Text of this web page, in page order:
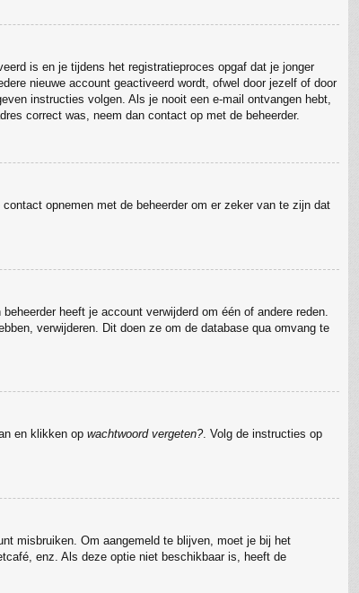
is en je tijdens het registratieproces opgaf dat je jonger
nieuwe account geactiveerd wordt, ofwel door jezelf of door
instructies volgen. Als je nooit een e-mail ontvangen hebt,
correct was, neem dan contact op met de beheerder.
opnemen met de beheerder om er zeker van te zijn dat
heeft je account verwijderd om één of andere reden.
verwijderen. Dit doen ze om de database qua omvang te
en klikken op wachtwoord vergeten?. Volg de instructies op
misbruiken. Om aangemeld te blijven, moet je bij het
enz. Als deze optie niet beschikbaar is, heeft de